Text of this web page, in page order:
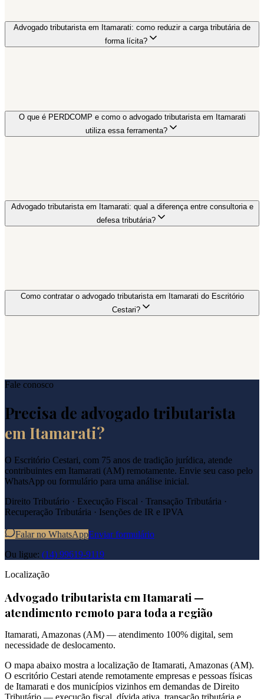
Advogado tributarista em Itamarati: como reduzir a carga tributária de
forma lícita?
O que é PERDCOMP e como o advogado tributarista em Itamarati
utiliza essa ferramenta?
Advogado tributarista em Itamarati: qual a diferença entre consultoria e
defesa tributária?
Como contratar o advogado tributarista em Itamarati do Escritório
Cestari?
Fale conosco
Precisa de advogado tributarista
em Itamarati?
O Escritório Cestari, com 75 anos de tradição jurídica, atende
contribuintes em Itamarati (AM) remotamente. Envie seu caso pelo
WhatsApp ou formulário para uma análise inicial.
Direito Tributário · Execução Fiscal · Transação Tributária ·
Recuperação Tributária · Isenções de IR e IPVA
Falar no WhatsAppEnviar formulário
Ou ligue: (14) 99619-9119
Localização
Advogado tributarista emItamarati —
atendimento remoto para toda a região
Itamarati, Amazonas (AM) — atendimento 100% digital, sem
necessidade de deslocamento.
O mapa abaixo mostra a localização de Itamarati, Amazonas (AM).
O escritório Cestari atende remotamente empresas e pessoas físicas
de Itamarati e dos municípios vizinhos em demandas de Direito